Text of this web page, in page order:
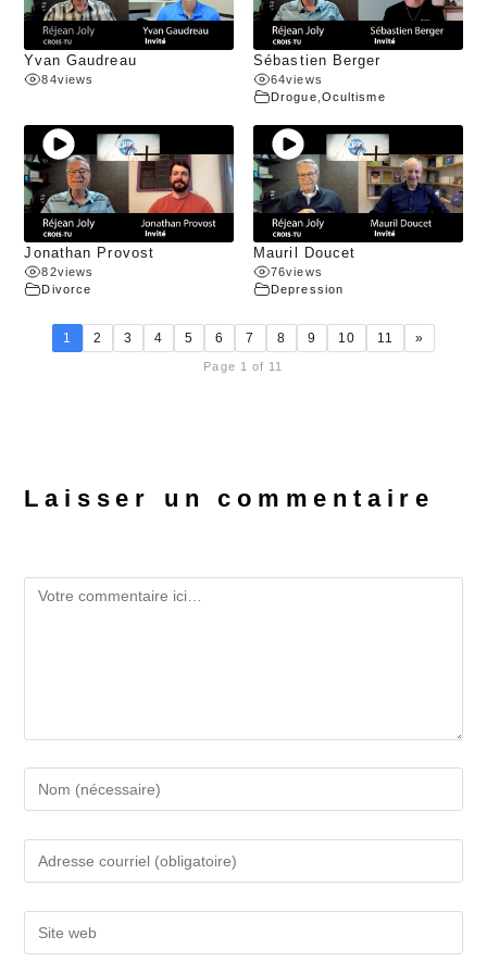
Yvan Gaudreau
84views
Sébastien Berger
64views
Drogue Ocultisme
Jonathan Provost
82views
Divorce
Mauril Doucet
76views
Depression
1 2 3 4 5 6 7 8 9 10 11 »
Page 1 of 11
Laisser un commentaire